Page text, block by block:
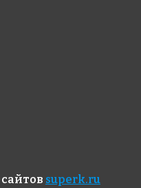
Air Forcesuperk.ru